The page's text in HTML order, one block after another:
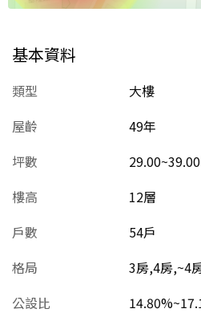
基本資料
類型
大樓
屋齡
49年
坪數
樓高
12層
戶數
54戶
格局
3房,4房,~4
公設比